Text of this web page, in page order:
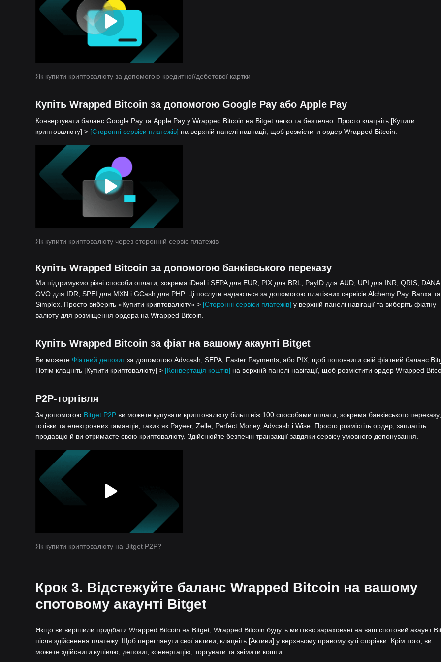
Як купити криптовалюту за допомогою кредитної/дебетової картки
Купіть Wrapped Bitcoin за допомогою Google Pay або Apple Pay
Конвертувати баланс Google Pay та Apple Pay у Wrapped Bitcoin на Bitget легко та безпечно. Просто клацніть [Купити
криптовалюту] > [Сторонні сервіси платежів] на верхній панелі навігації, щоб розмістити ордер Wrapped Bitcoin.
Як купити криптовалюту через сторонній сервіс платежів
Купіть Wrapped Bitcoin за допомогою банківського переказу
Ми підтримуємо різні способи оплати, зокрема iDeal і SEPA для EUR, PIX для BRL, PayID для AUD, UPI для INR, QRIS, DANA
OVO для IDR, SPEI для MXN і GCash для PHP. Ці послуги надаються за допомогою платіжних сервісів Alchemy Pay, Banxa та
Simplex. Просто виберіть «Купити криптовалюту» > [Сторонні сервіси платежів] у верхній панелі навігації та виберіть фіатну
валюту для розміщення ордера на Wrapped Bitcoin.
Купіть Wrapped Bitcoin за фіат на вашому акаунті Bitget
Ви можете Фіатний депозитза допомогою Advcash, SEPA, Faster Payments, або PIX, щоб поповнити свій фіатний баланс
Потім клацніть [Купити криптовалюту] > [Конвертація коштів] на верхній панелі навігації, щоб розмістити ордер Wrapped
P2P-торгівля
За допомогою Bitget P2P ви можете купувати криптовалюту більш ніж 100 способами оплати, зокрема банківського переказу,
готівки та електронних гаманців, таких як Payeer, Zelle, Perfect Money, Advcash і Wise. Просто розмістіть ордер, заплатіть
продавцю й ви отримаєте свою криптовалюту. Здійснюйте безпечні транзакції завдяки сервісу умовного депонування.
Як купити криптовалюту на Bitget P2P?
Крок 3. Відстежуйте баланс Wrapped Bitcoin на вашому
спотовому акаунті Bitget
Якщо ви вирішили придбати Wrapped Bitcoin на Bitget, Wrapped Bitcoin будуть миттєво зараховані на ваш спотовий акаунт
після здійснення платежу. Щоб переглянути свої активи, клацніть [Активи] у верхньому правому куті сторінки. Крім того, ви
можете здійснити купівлю, депозит, конвертацію, торгувати та знімати кошти.